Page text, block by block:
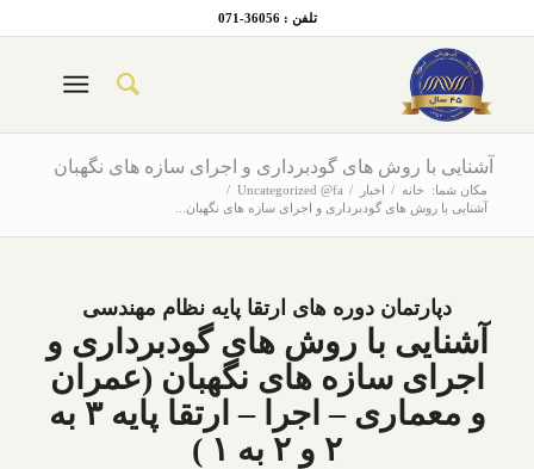
تلفن : 36056-071
آشنایی با روش های گودبرداری و اجرای سازه های نگهبان
مکان شما: خانه / اخبار /
Uncategorized @fa
/
آشنایی با روش های گودبرداری و اجرای سازه های نگهبان...
دپارتمان دوره های ارتقا پایه نظام مهندسی
آشنایی با روش های گودبرداری و
اجرای سازه های نگهبان (عمران
و معماری – اجرا – ارتقا پایه ۳ به
۲ و ۲ به ۱ )